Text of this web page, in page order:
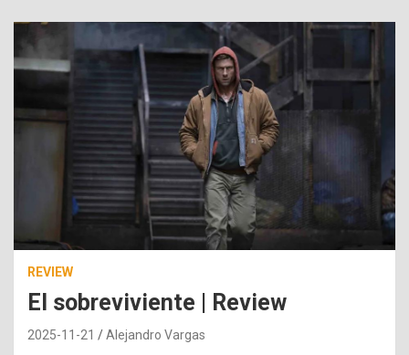
REVIEW
El sobreviviente | Review
2025-11-21 Alejandro Vargas